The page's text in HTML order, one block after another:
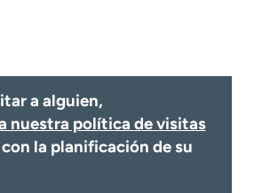
Noticias e historias
a alguien,
nuestra política de visitas
la planificación de su